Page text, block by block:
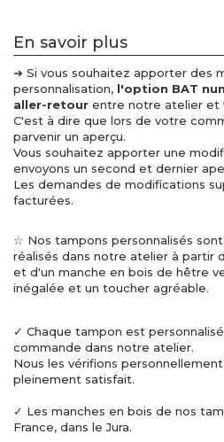
En savoir plus
➔ Si vous souhaitez apporter des
personnalisation, l'option BAT
aller-retour entre notre atelier et
C'est à dire que lors de votre
parvenir un aperçu.
Vous souhaitez apporter une
envoyons un second et dernier
Les demandes de modifications
facturées.
☆ Nos tampons personnalisés
réalisés dans notre atelier à partir
et d'un manche en bois de hêtre
inégalée et un toucher agréable.
✓ Chaque tampon est
commande dans notre atelier.
Nous les vérifions
pleinement satisfait.
✓ Les manches en bois de nos
France, dans le Jura.